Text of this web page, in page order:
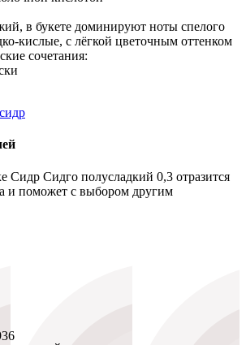
в букете доминируют ноты спелого
с лёгкой цветочным оттенком
сочетания:
Сидр Сидго полусладкий 0,3 отразится
и поможет с выбором другим